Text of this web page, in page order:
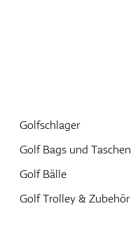
Golfschlager
Golf Bags und Taschen
Golf Bälle
Golf Trolley & Zubehör